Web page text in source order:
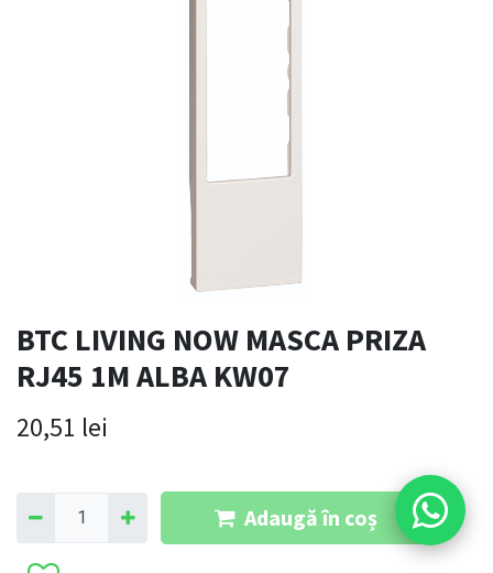
BTC LIVING NOW MASCA PRIZA
RJ45 1M ALBA KW07
20,51 lei
Adaugă în coș